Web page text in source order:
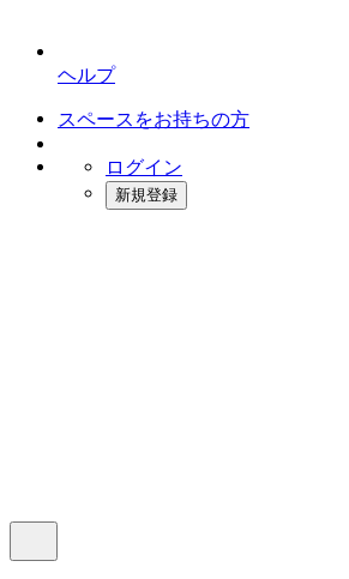
ヘルプ
スペースをお持ちの方
ログイン
新規登録